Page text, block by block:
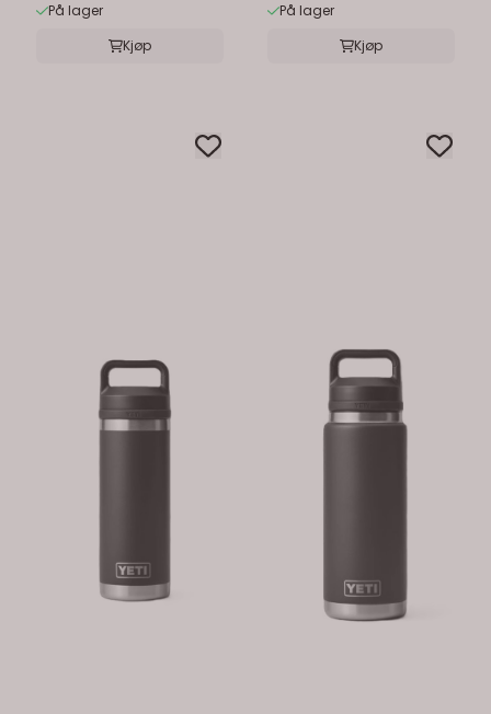
På lager
Kjøp
På lager
Kjøp